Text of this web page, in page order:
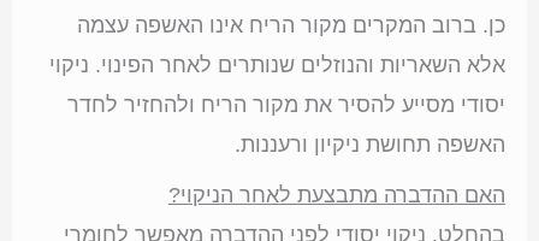
כן. ברוב המקרים מקור הריח אינו האשפה עצמה
אלא השאריות והנוזלים שנותרים לאחר הפינוי. ניקוי
יסודי מסייע להסיר את מקור הריח ולהחזיר לחדר
האשפה תחושת ניקיון ורעננות.
האם ההדברה מתבצעת לאחר הניקוי?
בהחלט. ניקוי יסודי לפני ההדברה מאפשר לחומרי